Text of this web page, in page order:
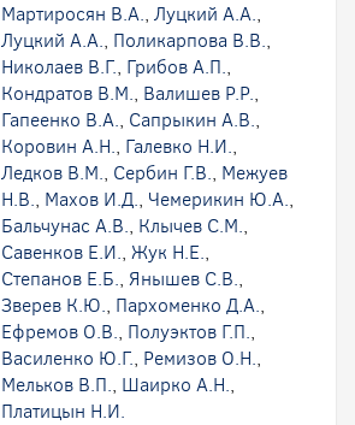
Мартиросян В.А., Луцкий А.А.,
Луцкий А.А., Поликарпова В.В.,
Николаев В.Г., Грибов А.П.,
Кондратов В.М., Валишев Р.Р.,
Гапеенко В.А., Сапрыкин А.В.,
Коровин А.Н., Галевко Н.И.,
Ледков В.М., Сербин Г.В., Межуев
Н.В., Махов И.Д., Чемерикин Ю.А.,
Бальчунас А.В., Клычев С.М.,
Савенков Е.И., Жук Н.Е.,
Степанов Е.Б., Янышев С.В.,
Зверев К.Ю., Пархоменко Д.А.,
Ефремов О.В., Полуэктов Г.П.,
Василенко Ю.Г., Ремизов О.Н.,
Мельков В.П., Шаирко А.Н.,
Платицын Н.И.